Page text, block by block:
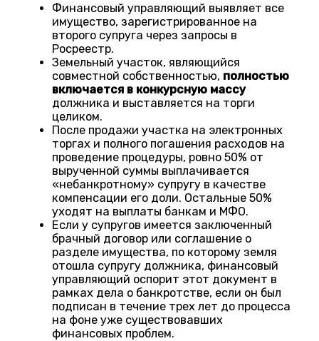
Финансовый управляющий выявляет все
имущество, зарегистрированное на
второго супруга через запросы в
Росреестр.
Земельный участок, являющийся
совместной собственностью, полностью
включается в конкурсную массу
должника и выставляется на торги
целиком.
После продажи участка на электронных
торгах и полного погашения расходов на
проведение процедуры, ровно 50% от
вырученной суммы выплачивается
«небанкротному» супругу в качестве
компенсации его доли. Остальные 50%
уходят на выплаты банкам и МФО.
Если у супругов имеется заключенный
брачный договор или соглашение о
разделе имущества, по которому земля
отошла супругу должника, финансовый
управляющий оспорит этот документ в
рамках дела о банкротстве, если он был
подписан в течение трех лет до процесса
на фоне уже существовавших
финансовых проблем.